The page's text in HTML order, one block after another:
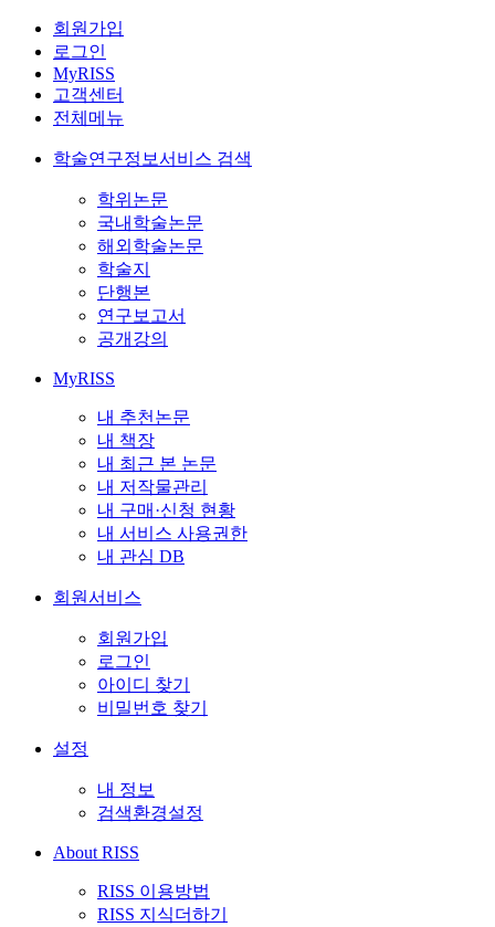
회원가입
로그인
MyRISS
고객센터
전체메뉴
학술연구정보서비스 검색
학위논문
국내학술논문
해외학술논문
학술지
단행본
연구보고서
공개강의
MyRISS
내 추천논문
내 책장
내 최근 본 논문
내 저작물관리
내 구매·신청 현황
내 서비스 사용권한
내 관심 DB
회원서비스
회원가입
로그인
아이디 찾기
비밀번호 찾기
설정
내 정보
검색환경설정
About RISS
RISS 이용방법
RISS 지식더하기